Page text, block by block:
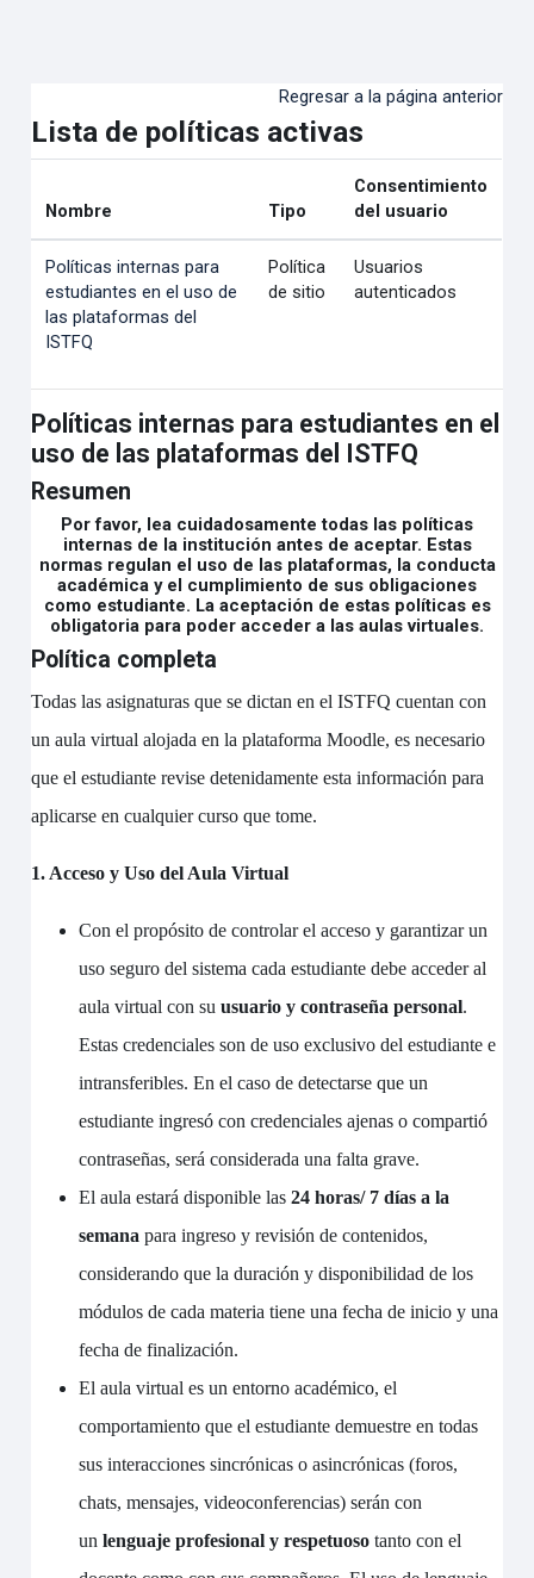
Regresar a la página anterior
Lista de políticas activas
Nombre Tipo
Consentimiento
del usuario
Políticas internas para
estudiantes en el uso de
las plataformas del
ISTFQ
Política
de sitio
Usuarios
autenticados
Políticas internas para estudiantes en el
uso de las plataformas del ISTFQ
Resumen
Por favor, lea cuidadosamente todas las políticas
internas de la institución antes de aceptar. Estas
normas regulan el uso de las plataformas, la conducta
académica y el cumplimiento de sus obligaciones
como estudiante. La aceptación de estas políticas es
obligatoria para poder acceder a las aulas virtuales.
Política completa
Todas las asignaturas que se dictan en el ISTFQ cuentan con
un aula virtual alojada en la plataforma Moodle, es necesario
que el estudiante revise detenidamente esta información para
aplicarse en cualquier curso que tome.
1. Acceso y Uso del Aula Virtual
Con el propósito de controlar el acceso y garantizar un
uso seguro del sistema cada estudiante debe acceder al
aula virtual con suusuario y contraseña personal.
Estas credenciales son de uso exclusivo del estudiante e
intransferibles. En el caso de detectarse que un
estudiante ingresó con credenciales ajenas o compartió
contraseñas, será considerada una falta grave.
El aula estará disponible las24 horas/ 7 días a la
semana para ingreso y revisión de contenidos,
considerando que la duración y disponibilidad de los
módulos de cada materia tiene una fecha de inicio y una
fecha de finalización.
El aula virtual es un entorno académico, el
comportamiento que el estudiante demuestre en todas
sus interacciones sincrónicas o asincrónicas (foros,
chats, mensajes, videoconferencias) serán con
unlenguaje profesional y respetuosotanto con el